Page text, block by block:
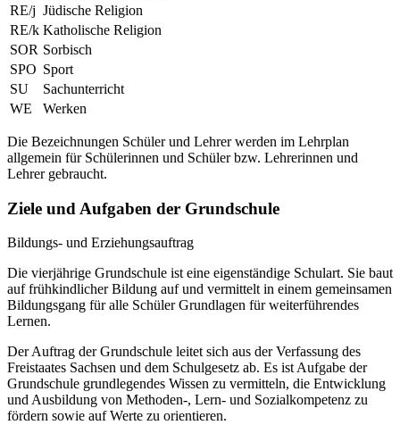
RE/j Jüdische Religion
RE/k Katholische Religion
SOR Sorbisch
SPO Sport
SU
Sachunterricht
WE
Werken
Die Bezeichnungen Schüler und Lehrer werden im Lehrplan
allgemein für Schülerinnen und Schüler bzw. Lehrerinnen und
Lehrer gebraucht.
Ziele und Aufgaben der Grundschule
Bildungs- und Erziehungsauftrag
Die vierjährige Grundschule ist eine eigenständige Schulart. Sie baut
auf frühkindlicher Bildung auf und vermittelt in einem gemeinsamen
Bildungsgang für alle Schüler Grundlagen für weiterführendes
Lernen.
Der Auftrag der Grundschule leitet sich aus der Verfassung des
Freistaates Sachsen und dem Schulgesetz ab. Es ist Aufgabe der
Grundschule grundlegendes Wissen zu vermitteln, die Entwicklung
und Ausbildung von Methoden-, Lern- und Sozialkompetenz zu
fördern sowie auf Werte zu orientieren.